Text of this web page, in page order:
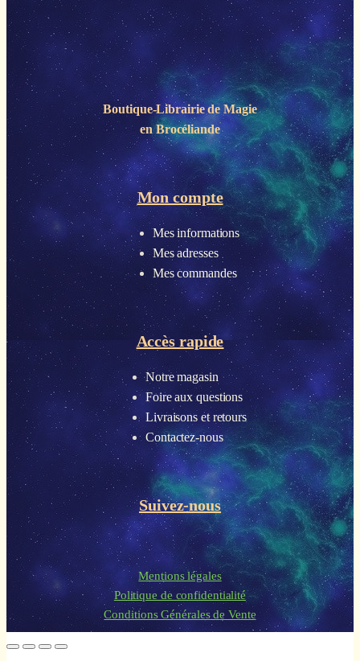
Boutique-Librairie deMagie
en Brocéliande
Mon compte
Mes informations
Mes adresses
Mes commandes
Accès rapide
Notre magasin
Foire aux questions
Livraisons et retours
Contactez-nous
Suivez-nous
Mentions légales
Politique de confidentialité
Conditions Générales de Vente